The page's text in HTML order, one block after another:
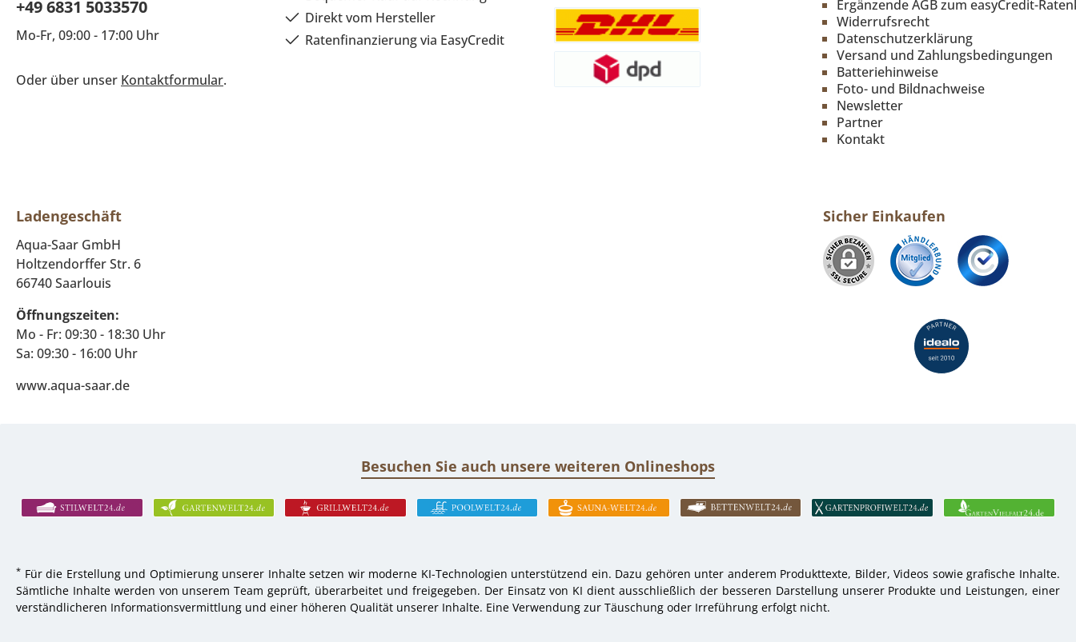
+49 6831 5033570
Mo-Fr, 09:00 - 17:00 Uhr
Oder über unser Kontaktformular.
Direkt vom Hersteller
Ratenfinanzierung via EasyCredit
Ergänzende AGB zum easyCredit-
Widerrufsrecht
Datenschutzerklärung
Versand und Zahlungsbedingungen
Batteriehinweise
Foto- und Bildnachweise
Newsletter
Partner
Kontakt
Ladengeschäft
Aqua-Saar GmbH
Holtzendorffer Str. 6
66740 Saarlouis
Öffnungszeiten:
Mo - Fr: 09:30 - 18:30 Uhr
Sa: 09:30 - 16:00 Uhr
www.aqua-saar.de
Sicher Einkaufen
Besuchen Sie auch unsere weiteren Onlineshops
* Für die Erstellung und Optimierung unserer Inhalte setzen wir moderne KI-Technologien unterstützend ein. Dazu gehören unter anderem Produkttexte, Bilder, Videos sowie grafische Inhalte.
Sämtliche Inhalte werden von unserem Team geprüft, überarbeitet und freigegeben. Der Einsatz von KI dient ausschließlich der besseren Darstellung unserer Produkte und Leistungen, einer
verständlicheren Informationsvermittlung und einer höheren Qualität unserer Inhalte. Eine Verwendung zur Täuschung oder Irreführung erfolgt nicht.